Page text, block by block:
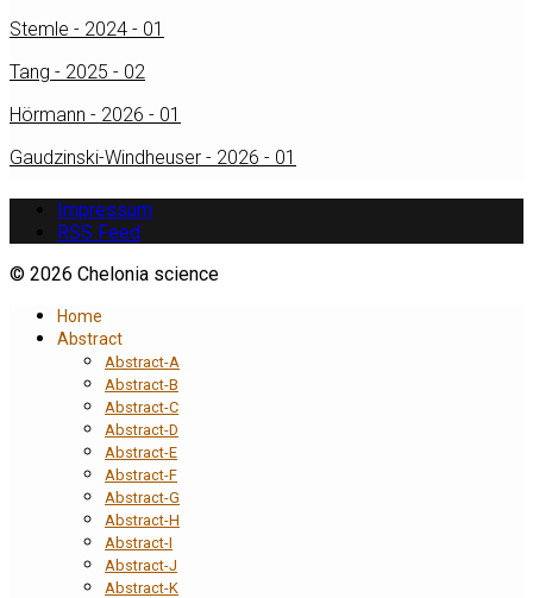
Stemle - 2024 - 01
Tang - 2025 - 02
Hörmann - 2026 - 01
Gaudzinski-Windheuser - 2026 - 01
Impressum
RSS Feed
© 2026 Chelonia science
Home
Abstract
Abstract-A
Abstract-B
Abstract-C
Abstract-D
Abstract-E
Abstract-F
Abstract-G
Abstract-H
Abstract-I
Abstract-J
Abstract-K